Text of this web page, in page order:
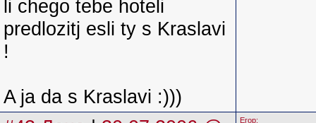
li chego tebe hoteli
predlozitj esli ty s Kraslavi
!
A ja da s Kraslavi :)))
Егор: